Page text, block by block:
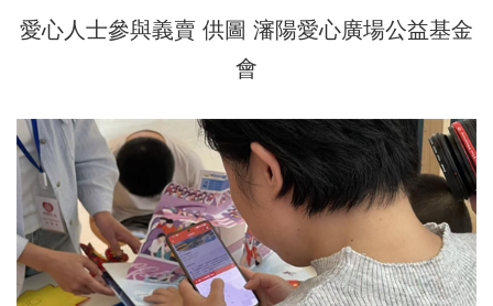
愛心人士參與義賣 供圖 瀋陽愛心廣場公益基金
會